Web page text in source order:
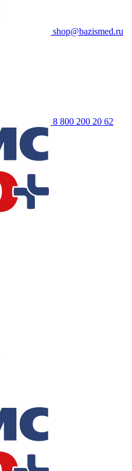
shop@bazismed.ru
8 800 200 20 62